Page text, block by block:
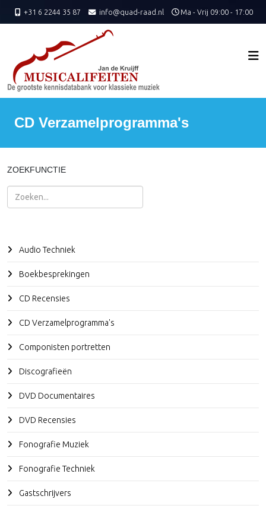
+31 6 2244 35 87 info@quad-raad.nl Ma - Vrij 09:00 - 17:00
CD Verzamelprogramma's
ZOEKFUNCTIE
Zoeken
Audio Techniek
Boekbesprekingen
CD Recensies
CD Verzamelprogramma's
Componisten portretten
Discografieën
DVD Documentaires
DVD Recensies
Fonografie Muziek
Fonografie Techniek
Gastschrijvers